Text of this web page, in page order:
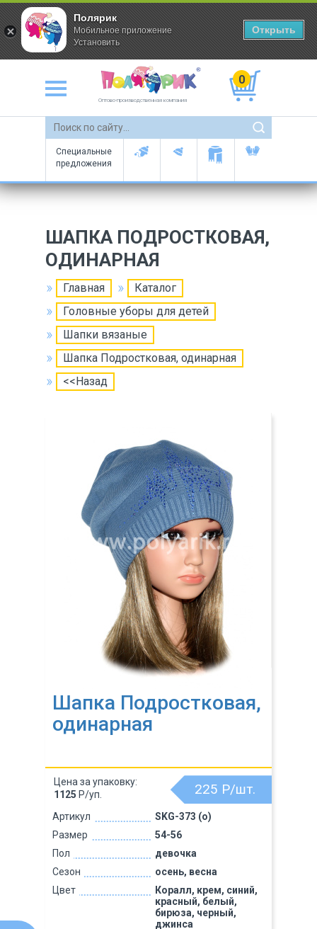
Оптово-производственная компания
0
Специальные
предложения
ШАПКА ПОДРОСТКОВАЯ,
ОДИНАРНАЯ
Главная
Каталог
Головные уборы для детей
Шапки вязаные
Шапка Подростковая, одинарная
<<Назад
Шапка Подростковая,
одинарная
Артикул
SKG-373 (о)
Размер
54-56
Пол
девочка
Сезон
осень, весна
Цвет
Коралл, крем, синий,
красный, белый,
бирюза, черный,
джинса
225 Р/шт.
Цена за упаковку:
1125 Р/уп.
Полярик
Мобильное приложение
Установить
Открыть